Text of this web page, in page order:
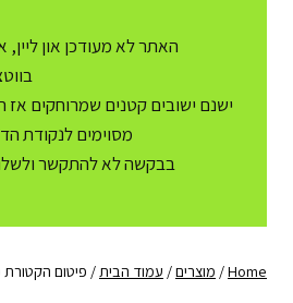
האתר לא מעודכן און
ישנם ישובים קטנים שמרוחקים אז
מסוימים לנקודת
בבקשה לא להתקשר
Home
/ מוצרים/ עמוד הבית / פיטום